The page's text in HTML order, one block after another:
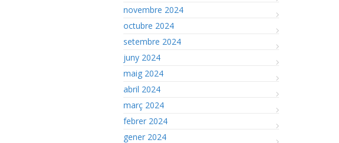
novembre 2024
octubre 2024
setembre 2024
juny 2024
maig 2024
abril 2024
març 2024
febrer 2024
gener 2024